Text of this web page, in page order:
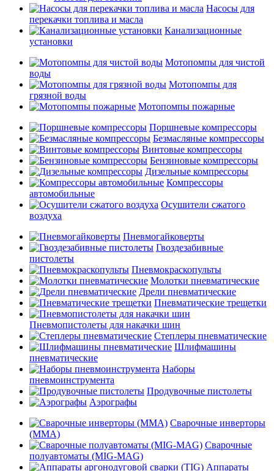
Насосы для
перекачки топлива и масла
Канализационные
установки
Мотопомпы для чистой
воды
Мотопомпы для
грязной воды
Мотопомпы пожарные
Поршневые компрессоры
Безмасляные компрессоры
Винтовые компрессоры
Бензиновые компрессоры
Дизельные компрессоры
Компрессоры
автомобильные
Осушители сжатого
воздуха
Пневмогайковерты
Гвоздезабивные
пистолеты
Пневмокраскопульты
Молотки пневматические
Дрели пневматические
Пневматические трещетки
Пневмопистолеты для накачки шин
Степлеры пневматические
Шлифмашины
пневматические
Наборы
пневмоинструмента
Продувочные пистолеты
Аэрографы
Сварочные инверторы
(MMA)
Сварочные
полуавтоматы (MIG-MAG)
Аппараты